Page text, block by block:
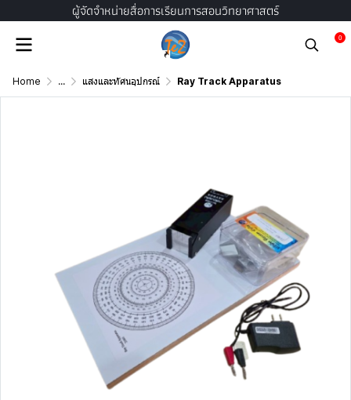
ผู้จัดจำหน่ายสื่อการเรียนการสอนวิทยาศาสตร์
0
Home ... แสงและทัศนอุปกรณ์ Ray Track Apparatus